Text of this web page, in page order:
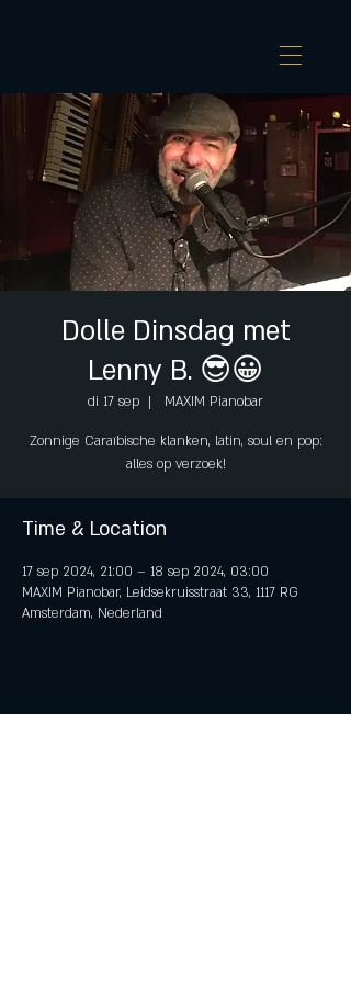
Dolle Dinsdag met
Lenny B. 😎😀
di 17 sep
  |
MAXIM Pianobar
Zonnige Caraïbische klanken, latin, soul en pop:
alles op verzoek!
Time & Location
17 sep 2024, 21:00 – 18 sep 2024, 03:00
MAXIM Pianobar, Leidsekruisstraat 33, 1117 RG
Amsterdam, Nederland